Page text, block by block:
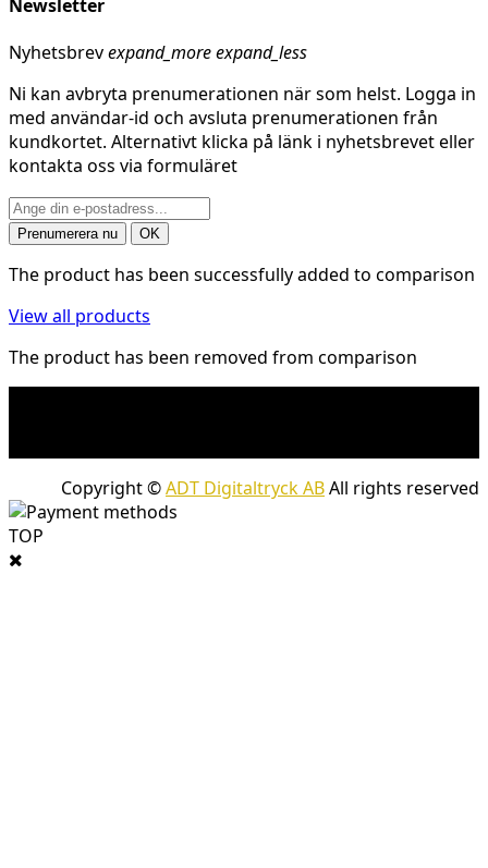
Newsletter
Nyhetsbrevexpand_moreexpand_less
Ni kan avbryta prenumerationen när som helst. Logga in
med användar-id och avsluta prenumerationen från
kundkortet. Alternativt klicka på länk i nyhetsbrevet eller
kontakta oss via formuläret
The product has been successfully added to comparison
View all products
The product has been removed from comparison
Copyright ©ADT Digitaltryck ABAll rights reserved
TOP